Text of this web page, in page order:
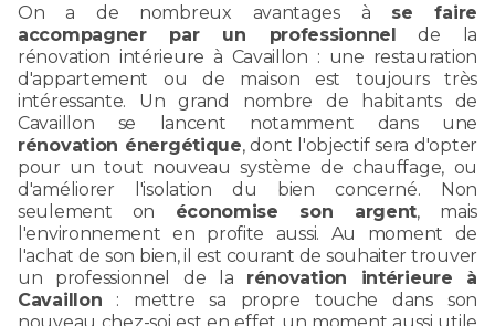
On a de nombreux avantages à se faire
accompagner par un professionnel de la
rénovation intérieure à Cavaillon : une restauration
d'appartement ou de maison est toujours très
intéressante. Un grand nombre de habitants de
Cavaillon se lancent notamment dans une
rénovation énergétique, dont l'objectif sera d'opter
pour un tout nouveau système de chauffage, ou
d'améliorer l'isolation du bien concerné. Non
seulement on économise son argent, mais
l'environnement en profite aussi. Au moment de
l'achat de son bien, il est courant de souhaiter trouver
un professionnel de la rénovation intérieure à
Cavaillon : mettre sa propre touche dans son
nouveau chez-soi est en effet un moment aussi utile